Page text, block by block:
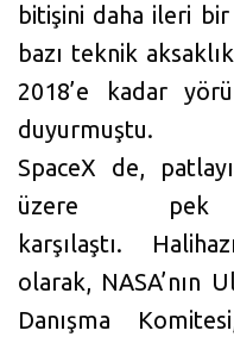
bitişini daha ileri
bazı teknik
2018’e kadar
duyurmuştu.
SpaceX de,
üzere
karşılaştı.
olarak, NASA’nın
Danışma